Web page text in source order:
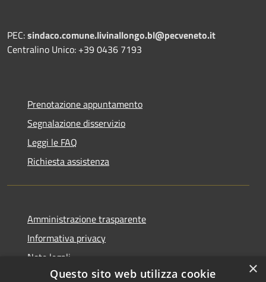
PEC:sindaco.comune.livinallongo.bl@pecveneto.it
Centralino Unico: +39 0436 7193
Prenotazione appuntamento
Segnalazione disservizio
Leggi le FAQ
Richiesta assistenza
Amministrazione trasparente
Informativa privacy
Note legali
Dichiarazione di accessibilità
×
Questo sito web utilizza cookie